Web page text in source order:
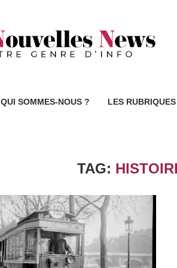
QUI SOMMES-NOUS ? LES RUBRIQUES
TAG: